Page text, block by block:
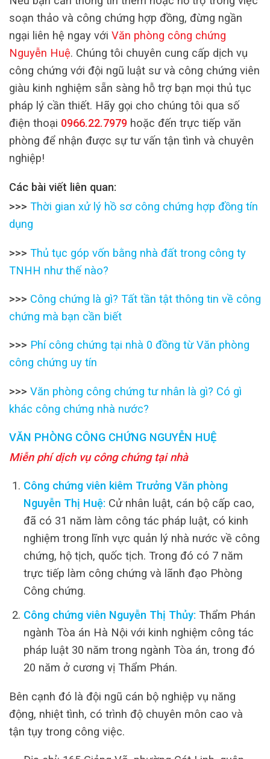
soạn thảo và công chứng hợp đồng, đừng ngần
ngại liên hệ ngay với Văn phòng công chứng
Nguyễn Huệ. Chúng tôi chuyên cung cấp dịch vụ
công chứng với đội ngũ luật sư và công chứng viên
giàu kinh nghiệm sẵn sàng hỗ trợ bạn mọi thủ tục
pháp lý cần thiết. Hãy gọi cho chúng tôi qua số
điện thoại 0966.22.7979 hoặc đến trực tiếp văn
phòng để nhận được sự tư vấn tận tình và chuyên
nghiệp!
Các bài viết liên quan:
>>> Thời gian xử lý hồ sơ công chứng hợp đồng tín
dụng
>>> Thủ tục góp vốn bằng nhà đất trong công ty
TNHH như thế nào?
>>> Công chứng là gì? Tất tần tật thông tin về công
chứng mà bạn cần biết
>>> Phí công chứng tại nhà 0 đồng từ Văn phòng
công chứng uy tín
>>> Văn phòng công chứng tư nhân là gì? Có gì
khác công chứng nhà nước?
VĂN PHÒNG CÔNG CHỨNG NGUYỄN HUỆ
Miễn phí dịch vụ công chứng tại nhà
Công chứng viên kiêm Trưởng Văn phòng
Nguyễn Thị Huệ: Cử nhân luật, cán bộ cấp cao,
đã có 31 năm làm công tác pháp luật, có kinh
nghiệm trong lĩnh vực quản lý nhà nước về công
chứng, hộ tịch, quốc tịch. Trong đó có 7 năm
trực tiếp làm công chứng và lãnh đạo Phòng
Công chứng.
Công chứng viên Nguyễn Thị Thủy: Thẩm Phán
ngành Tòa án Hà Nội với kinh nghiệm công tác
pháp luật 30 năm trong ngành Tòa án, trong đó
20 năm ở cương vị Thẩm Phán.
Bên cạnh đó là đội ngũ cán bộ nghiệp vụ năng
động, nhiệt tình, có trình độ chuyên môn cao và
tận tụy trong công việc.